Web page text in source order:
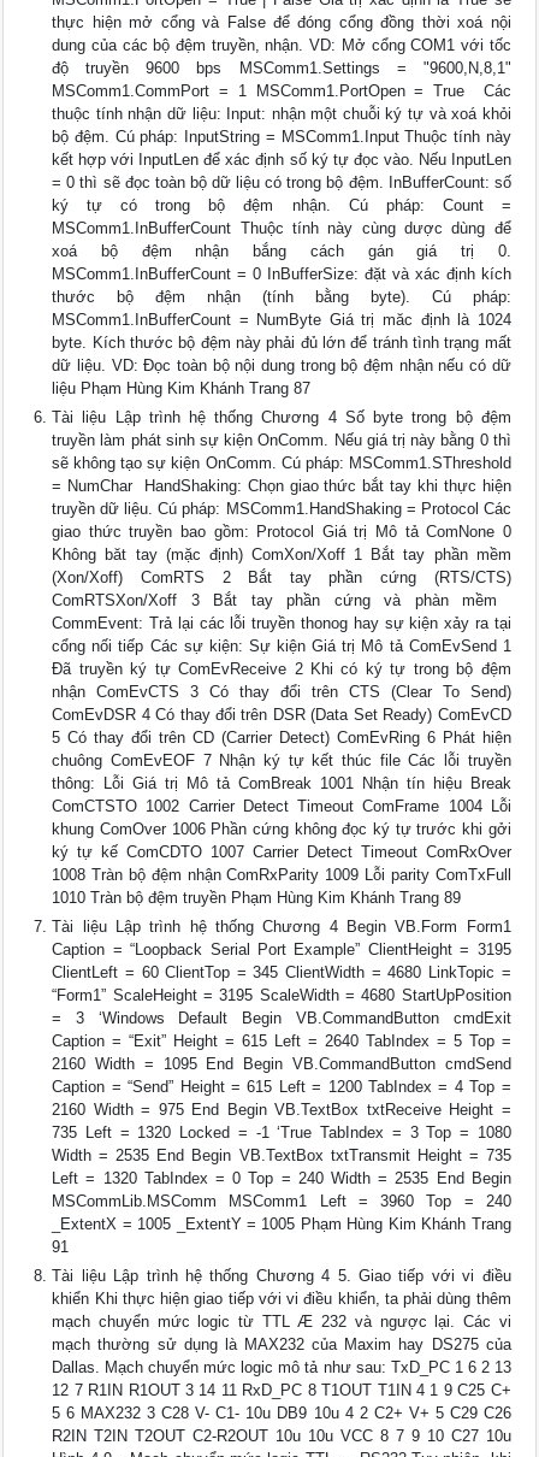
thực hiện mở cổng và False để đóng cổng đồng thời xoá nội
dung của các bộ đệm truyền, nhận. VD: Mở cổng COM1 với tốc
độ truyền 9600 bps MSComm1.Settings = "9600,N,8,1"
MSComm1.CommPort = 1 MSComm1.PortOpen = True  Các
thuộc tính nhận dữ liệu: Input: nhận một chuỗi ký tự và xoá khỏi
bộ đệm. Cú pháp: InputString = MSComm1.Input Thuộc tính này
kết hợp với InputLen để xác định số ký tự đọc vào. Nếu InputLen
= 0 thì sẽ đọc toàn bộ dữ liệu có trong bộ đệm. InBufferCount: số
ký tự có trong bộ đệm nhận. Cú pháp: Count =
MSComm1.InBufferCount Thuộc tính này cùng dược dùng để
xoá bộ đệm nhận bắng cách gán giá trị 0.
MSComm1.InBufferCount = 0 InBufferSize: đặt và xác định kích
thước bộ đệm nhận (tính bằng byte). Cú pháp:
MSComm1.InBufferCount = NumByte Giá trị măc định là 1024
byte. Kích thước bộ đệm này phải đủ lớn để tránh tình trạng mất
dữ liệu. VD: Đọc toàn bộ nội dung trong bộ đệm nhận nếu có dữ
liệu Phạm Hùng Kim Khánh Trang 87
Tài liệu Lập trình hệ thống Chương 4 Số byte trong bộ đệm
truyền làm phát sinh sự kiện OnComm. Nếu giá trị này bằng 0 thì
sẽ không tạo sự kiện OnComm. Cú pháp: MSComm1.SThreshold
= NumChar  HandShaking: Chọn giao thức bắt tay khi thực hiện
truyền dữ liệu. Cú pháp: MSComm1.HandShaking = Protocol Các
giao thức truyền bao gồm: Protocol Giá trị Mô tả ComNone 0
Không băt tay (mặc định) ComXon/Xoff 1 Bắt tay phần mềm
(Xon/Xoff) ComRTS 2 Bắt tay phần cứng (RTS/CTS)
ComRTSXon/Xoff 3 Bắt tay phần cứng và phàn mềm 
CommEvent: Trả lại các lỗi truyền thonog hay sự kiện xảy ra tại
cổng nối tiếp Các sự kiện: Sự kiện Giá trị Mô tả ComEvSend 1
Đã truyền ký tự ComEvReceive 2 Khi có ký tự trong bộ đệm
nhận ComEvCTS 3 Có thay đổi trên CTS (Clear To Send)
ComEvDSR 4 Có thay đổi trên DSR (Data Set Ready) ComEvCD
5 Có thay đổi trên CD (Carrier Detect) ComEvRing 6 Phát hiện
chuông ComEvEOF 7 Nhận ký tự kết thúc file Các lỗi truyền
thông: Lỗi Giá trị Mô tả ComBreak 1001 Nhận tín hiệu Break
ComCTSTO 1002 Carrier Detect Timeout ComFrame 1004 Lỗi
khung ComOver 1006 Phần cứng không đọc ký tự trước khi gởi
ký tự kế ComCDTO 1007 Carrier Detect Timeout ComRxOver
1008 Tràn bộ đệm nhận ComRxParity 1009 Lỗi parity ComTxFull
1010 Tràn bộ đệm truyền Phạm Hùng Kim Khánh Trang 89
Tài liệu Lập trình hệ thống Chương 4 Begin VB.Form Form1
Caption = “Loopback Serial Port Example” ClientHeight = 3195
ClientLeft = 60 ClientTop = 345 ClientWidth = 4680 LinkTopic =
“Form1” ScaleHeight = 3195 ScaleWidth = 4680 StartUpPosition
= 3 ‘Windows Default Begin VB.CommandButton cmdExit
Caption = “Exit” Height = 615 Left = 2640 TabIndex = 5 Top =
2160 Width = 1095 End Begin VB.CommandButton cmdSend
Caption = “Send” Height = 615 Left = 1200 TabIndex = 4 Top =
2160 Width = 975 End Begin VB.TextBox txtReceive Height =
735 Left = 1320 Locked = -1 ‘True TabIndex = 3 Top = 1080
Width = 2535 End Begin VB.TextBox txtTransmit Height = 735
Left = 1320 TabIndex = 0 Top = 240 Width = 2535 End Begin
MSCommLib.MSComm MSComm1 Left = 3960 Top = 240
_ExtentX = 1005 _ExtentY = 1005 Phạm Hùng Kim Khánh Trang
91
Tài liệu Lập trình hệ thống Chương 4 5. Giao tiếp với vi điều
khiển Khi thực hiện giao tiếp với vi điều khiển, ta phải dùng thêm
mạch chuyển mức logic từ TTL Æ 232 và ngược lại. Các vi
mạch thường sử dụng là MAX232 của Maxim hay DS275 của
Dallas. Mạch chuyển mức logic mô tả như sau: TxD_PC 1 6 2 13
12 7 R1IN R1OUT 3 14 11 RxD_PC 8 T1OUT T1IN 4 1 9 C25 C+
5 6 MAX232 3 C28 V- C1- 10u DB9 10u 4 2 C2+ V+ 5 C29 C26
R2IN T2IN T2OUT C2-R2OUT 10u 10u VCC 8 7 9 10 C27 10u